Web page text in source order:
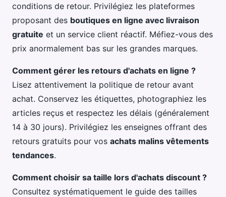
conditions de retour. Privilégiez les plateformes
proposant des boutiques en ligne avec livraison
gratuite et un service client réactif. Méfiez-vous des
prix anormalement bas sur les grandes marques.
Comment gérer les retours d'achats en ligne ?
Lisez attentivement la politique de retour avant
achat. Conservez les étiquettes, photographiez les
articles reçus et respectez les délais (généralement
14 à 30 jours). Privilégiez les enseignes offrant des
retours gratuits pour vos achats malins vêtements
tendances.
Comment choisir sa taille lors d'achats discount ?
Consultez systématiquement le guide des tailles